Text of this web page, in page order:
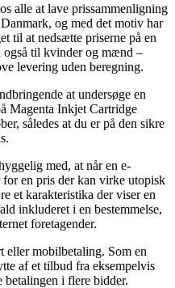
alle at lave prissammenligning
og med det motiv har
til at nedsætte priserne på en
også til kvinder og mænd –
levering uden beregning.
at undersøge en
Magenta Inkjet Cartridge
således at du er på den sikre
med, at når en e-
en pris der kan virke utopisk
et karakteristika der viser en
inkluderet i en bestemmelse,
foretagender.
eller mobilbetaling. Som en
af et tilbud fra eksempelvis
i flere bidder.